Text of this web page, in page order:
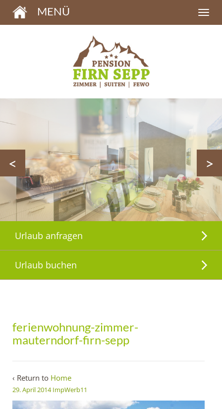
MENÜ
< >
Urlaub anfragen
Urlaub buchen
ferienwohnung-zimmer-
mauterndorf-firn-sepp
‹ Return to Home
29. April 2014 ImpWerb11